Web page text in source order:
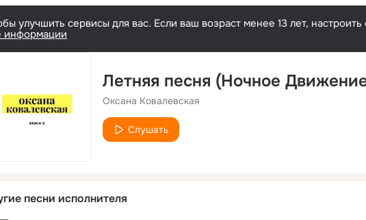
улучшить сервисы для вас. Если ваш возраст менее 13 лет,
информации
Летняя песня (Ночное
Оксана Ковалевская
Слушать
песни исполнителя